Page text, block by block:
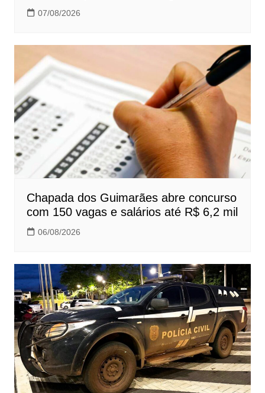
07/08/2026
Chapada dos Guimarães abre concurso
com 150 vagas e salários até R$ 6,2 mil
06/08/2026